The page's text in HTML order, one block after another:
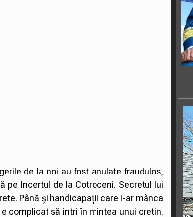
de la noi au fost anulate fraudulos,
pe Incertul de la Cotroceni. Secretul lui
Până și handicapații care i-ar mânca
complicat să intri în mintea unui cretin.